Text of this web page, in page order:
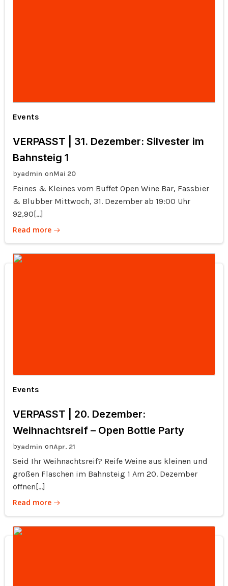
Events
VERPASST | 31. Dezember: Silvester im
Bahnsteig 1
byadmin onMai 20
Feines & Kleines vom Buffet Open Wine Bar, Fassbier
& Blubber Mittwoch, 31. Dezember ab 19:00 Uhr
92,90[…]
Read more
Events
VERPASST | 20. Dezember:
Weihnachtsreif – Open Bottle Party
byadmin onApr. 21
Seid Ihr Weihnachtsreif? Reife Weine aus kleinen und
großen Flaschen im Bahnsteig 1 Am 20. Dezember
öffnen[…]
Read more